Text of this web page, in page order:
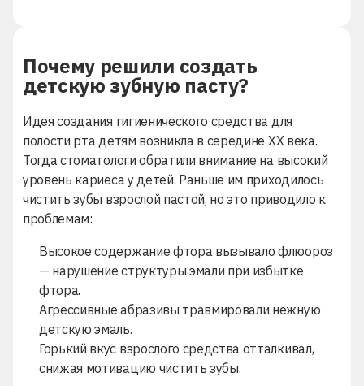
Почему решили создать
детскую зубную пасту?
Идея создания гигиенического средства для
полости рта детям возникла в середине XX века.
Тогда стоматологи обратили внимание на высокий
уровень кариеса у детей. Раньше им приходилось
чистить зубы взрослой пастой, но это приводило к
проблемам:
Высокое содержание фтора вызывало флюороз
— нарушение структуры эмали при избытке
фтора.
Агрессивные абразивы травмировали нежную
детскую эмаль.
Горький вкус взрослого средства отталкивал,
снижая мотивацию чистить зубы.